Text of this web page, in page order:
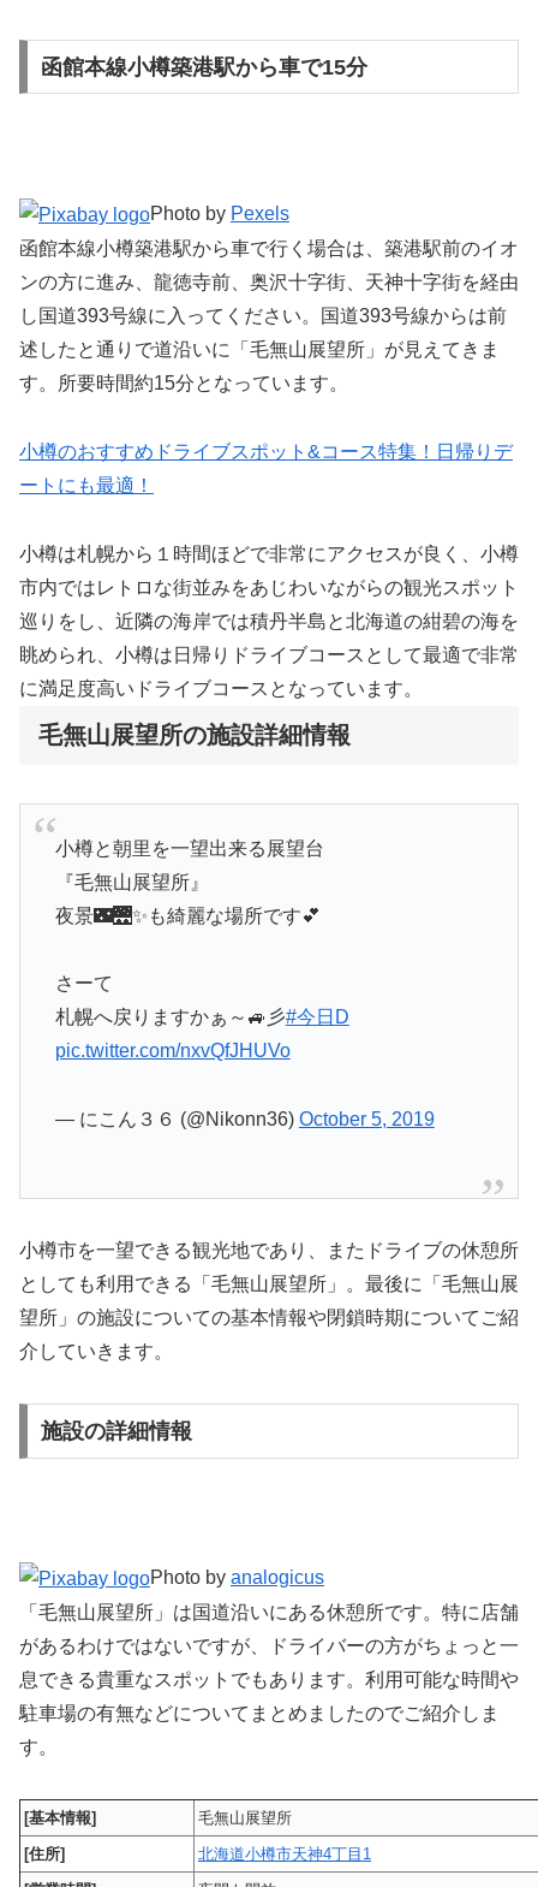
函館本線小樽築港駅から車で15分
Photo by Pexels
函館本線小樽築港駅から車で行く場合は、築港駅前のイオ
ンの方に進み、龍徳寺前、奥沢十字街、天神十字街を経由
し国道393号線に入ってください。国道393号線からは前
述したと通りで道沿いに「毛無山展望所」が見えてきま
す。所要時間約15分となっています。
小樽のおすすめドライブスポット&コース特集！日帰りデ
ートにも最適！
小樽は札幌から１時間ほどで非常にアクセスが良く、小樽
市内ではレトロな街並みをあじわいながらの観光スポット
巡りをし、近隣の海岸では積丹半島と北海道の紺碧の海を
眺められ、小樽は日帰りドライブコースとして最適で非常
に満足度高いドライブコースとなっています。
毛無山展望所の施設詳細情報
小樽と朝里を一望出来る展望台
『毛無山展望所』
夜景🌃🌉✨も綺麗な場所です💕
さーて
札幌へ戻りますかぁ～🚙彡#今日D
pic.twitter.com/nxvQfJHUVo
— にこん３６ (@Nikonn36) October 5, 2019
小樽市を一望できる観光地であり、またドライブの休憩所
としても利用できる「毛無山展望所」。最後に「毛無山展
望所」の施設についての基本情報や閉鎖時期についてご紹
介していきます。
施設の詳細情報
Photo by analogicus
「毛無山展望所」は国道沿いにある休憩所です。特に店舗
があるわけではないですが、ドライバーの方がちょっと一
息できる貴重なスポットでもあります。利用可能な時間や
駐車場の有無などについてまとめましたのでご紹介しま
す。
[基本情報]
毛無山展望所
[住所]
北海道小樽市天神4丁目1